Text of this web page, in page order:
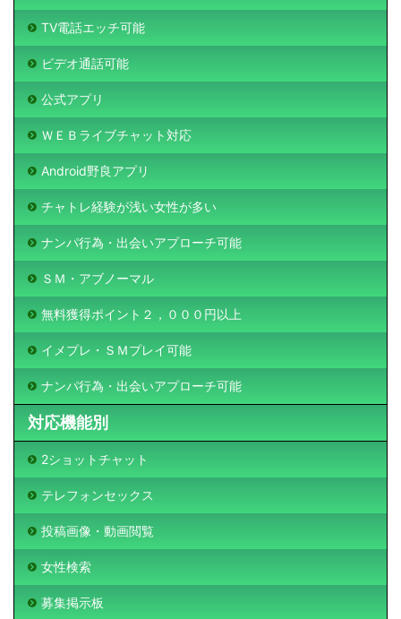
TV電話エッチ可能
ビデオ通話可能
公式アプリ
ＷＥＢライブチャット対応
Android野良アプリ
チャトレ経験が浅い女性が多い
ナンパ行為・出会いアプローチ可能
ＳＭ・アブノーマル
無料獲得ポイント２，０００円以上
イメプレ・ＳＭプレイ可能
ナンパ行為・出会いアプローチ可能
対応機能別
2ショットチャット
テレフォンセックス
投稿画像・動画閲覧
女性検索
募集掲示板